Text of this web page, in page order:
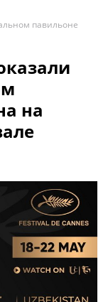
павильоне
на